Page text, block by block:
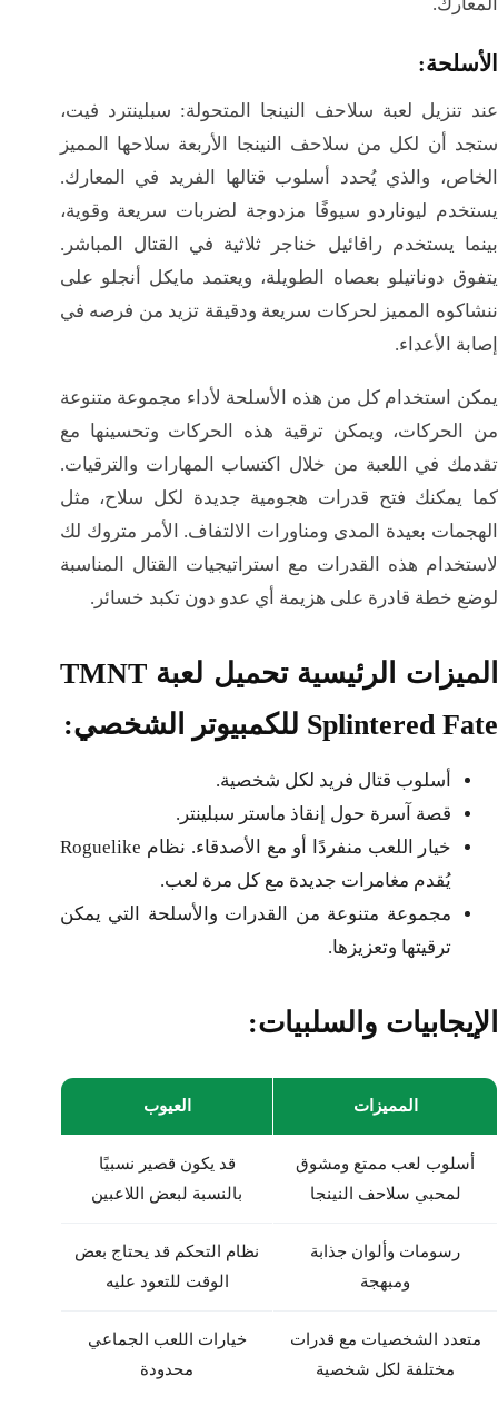
المعارك.
الأسلحة:
عند تنزيل لعبة سلاحف النينجا المتحولة: سبلينترد فيت،
ستجد أن لكل من سلاحف النينجا الأربعة سلاحها المميز
الخاص، والذي يُحدد أسلوب قتالها الفريد في المعارك.
يستخدم ليوناردو سيوفًا مزدوجة لضربات سريعة وقوية،
بينما يستخدم رافائيل خناجر ثلاثية في القتال المباشر.
يتفوق دوناتيلو بعصاه الطويلة، ويعتمد مايكل أنجلو على
ننشاكوه المميز لحركات سريعة ودقيقة تزيد من فرصه في
إصابة الأعداء.
يمكن استخدام كل من هذه الأسلحة لأداء مجموعة متنوعة
من الحركات، ويمكن ترقية هذه الحركات وتحسينها مع
تقدمك في اللعبة من خلال اكتساب المهارات والترقيات.
كما يمكنك فتح قدرات هجومية جديدة لكل سلاح، مثل
الهجمات بعيدة المدى ومناورات الالتفاف. الأمر متروك لك
لاستخدام هذه القدرات مع استراتيجيات القتال المناسبة
لوضع خطة قادرة على هزيمة أي عدو دون تكبد خسائر.
الميزات الرئيسية تحميل لعبة TMNT
Splintered Fate للكمبيوتر الشخصي:
أسلوب قتال فريد لكل شخصية.
قصة آسرة حول إنقاذ ماستر سبلينتر.
خيار اللعب منفردًا أو مع الأصدقاء. نظام Roguelike
يُقدم مغامرات جديدة مع كل مرة لعب.
مجموعة متنوعة من القدرات والأسلحة التي يمكن
ترقيتها وتعزيزها.
الإيجابيات والسلبيات:
المميزات العيوب
أسلوب لعب ممتع ومشوق
لمحبي سلاحف النينجا
قد يكون قصير نسبيًا
بالنسبة لبعض اللاعبين
رسومات وألوان جذابة
ومبهجة
نظام التحكم قد يحتاج بعض
الوقت للتعود عليه
متعدد الشخصيات مع قدرات
مختلفة لكل شخصية
خيارات اللعب الجماعي
محدودة